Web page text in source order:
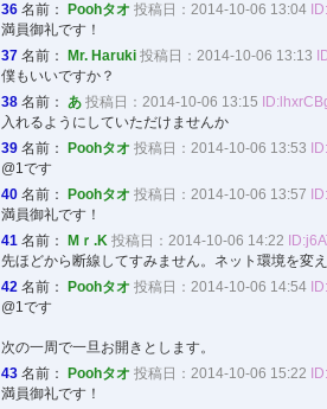
36 名前： Poohタオ 投稿日：2014-10-06 13:04
満員御礼です！
37 名前： Mr. Haruki 投稿日：2014-10-06 13:13
僕もいいですか？
38 名前： あ 投稿日：2014-10-06 13:15
入れるようにしていただけませんか
39 名前： Poohタオ 投稿日：2014-10-06 13:53
@1です
40 名前： Poohタオ 投稿日：2014-10-06 13:57
満員御礼です！
41 名前： Mｒ.K 投稿日：2014-10-06 14:22
先ほどから断線してすみません。ネット環境を変
42 名前： Poohタオ 投稿日：2014-10-06 14:54
@1です
次の一周で一旦お開きとします。
43 名前： Poohタオ 投稿日：2014-10-06 15:22
満員御礼です！